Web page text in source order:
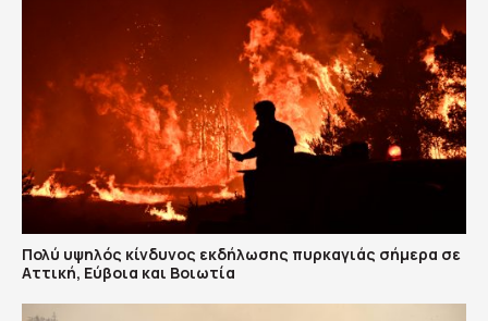
Πολύ υψηλός κίνδυνος εκδήλωσης πυρκαγιάς σήμερα σε
Αττική, Εύβοια και Βοιωτία